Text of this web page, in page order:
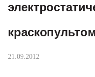
краскопультом
21.09.2012